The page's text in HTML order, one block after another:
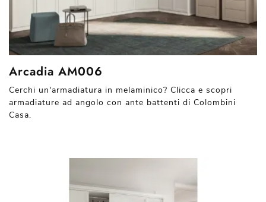
Arcadia AM006
Cerchi un'armadiatura in melaminico? Clicca e scopri
armadiature ad angolo con ante battenti di Colombini
Casa.